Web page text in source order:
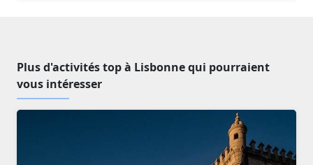
Plus d'activités top à Lisbonne qui pourraient
vous intéresser